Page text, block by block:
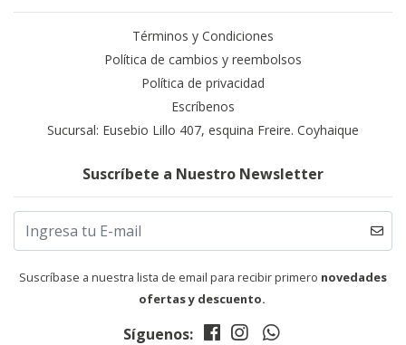
Términos y Condiciones
Política de cambios y reembolsos
Política de privacidad
Escríbenos
Sucursal: Eusebio Lillo 407, esquina Freire. Coyhaique
Suscríbete a Nuestro Newsletter
Suscríbase a nuestra lista de email para recibir primero novedades
ofertas y descuento.
Síguenos: